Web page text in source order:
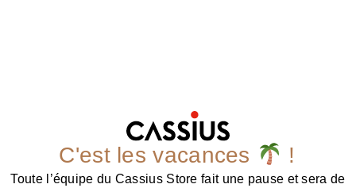
C'est les vacances !
Toute l’équipe du Cassius Store fait une pause et sera de